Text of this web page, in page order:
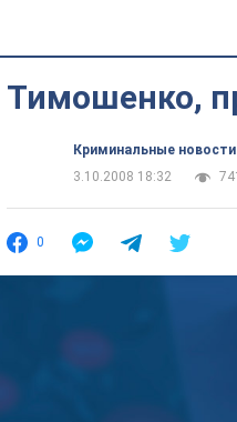
Тимошенко,
Криминальные новости
3.10.2008 18:32
741
0